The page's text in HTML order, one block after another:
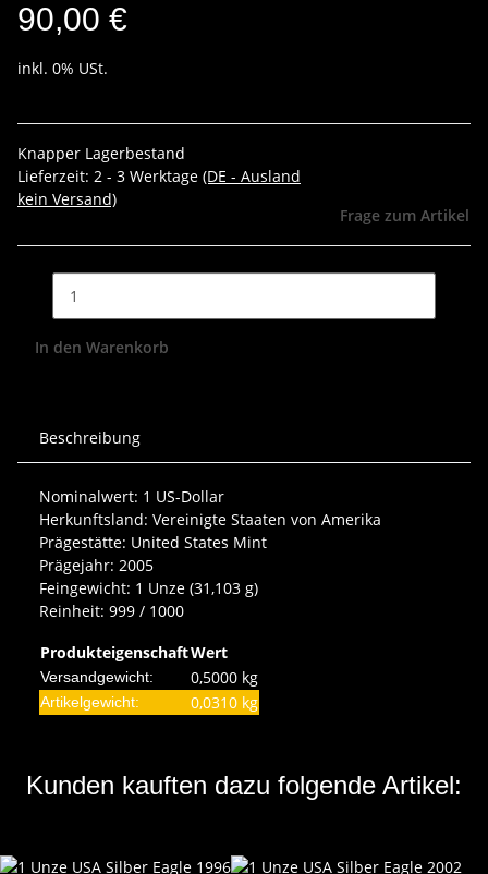
90,00 €
inkl. 0% USt.
Knapper Lagerbestand
Lieferzeit: 2 - 3 Werktage (DE - Ausland
kein Versand)
Frage zum Artikel
In den Warenkorb
Beschreibung
Nominalwert: 1 US-Dollar
Herkunftsland: Vereinigte Staaten von Amerika
Prägestätte: United States Mint
Prägejahr: 2005
Feingewicht: 1 Unze (31,103 g)
Reinheit: 999 / 1000
ProdukteigenschaftWert
Versandgewicht: 0,5000 kg
Artikelgewicht: 0,0310 kg
Kunden kauften dazu folgende Artikel: